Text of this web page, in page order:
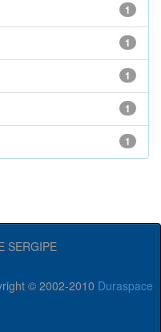
1
1
1
1
1
SERGIPE
© 2002-2010 Duraspace